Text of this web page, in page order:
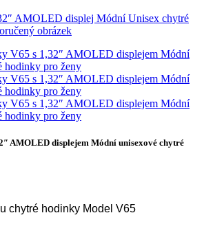
AMOLED displejem Módní unisexové chytré
chytré hodinky Model V65